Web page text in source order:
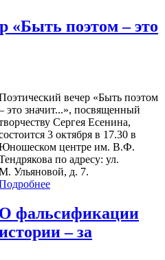
«Быть поэтом – это
вечер «Быть поэтом
это значит...», посвященный
Сергея Есенина,
3 октября в 17.30 в
центре им. В.Ф.
по адресу: ул.
Ульяновой, д. 7.
О фальсификации
– за